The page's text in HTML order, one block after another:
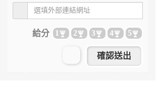
給分 1 2 3 4 5